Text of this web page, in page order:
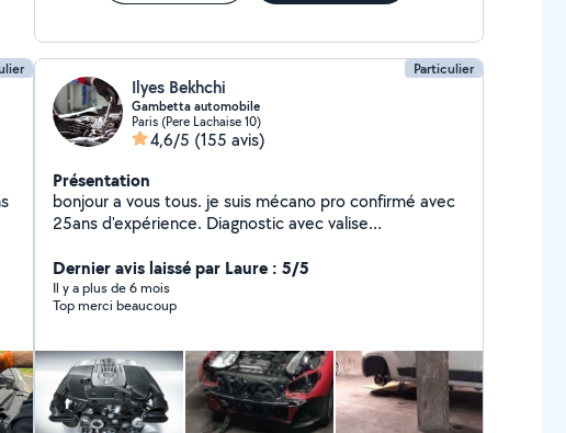
Particulier
Ilyes Bekhchi
Gambetta automobile
Paris (Pere Lachaise 10)
4,6/5 (155 avis)
Présentation
bonjour a vous tous. je suis mécano pro confirmé avec
25ans d'expérience. Diagnostic avec valise
de voiture.TIKTOK ( lemecanoducoin )
Dernier avis laissé par Laure : 5/5
Il y a plus de 6 mois
Top merci beaucoup